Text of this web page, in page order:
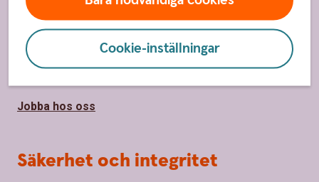
Cookie-inställningar
Om Södra Hestra Sparbank
Hållbarhet
Jobba hos oss
Säkerhet och integritet